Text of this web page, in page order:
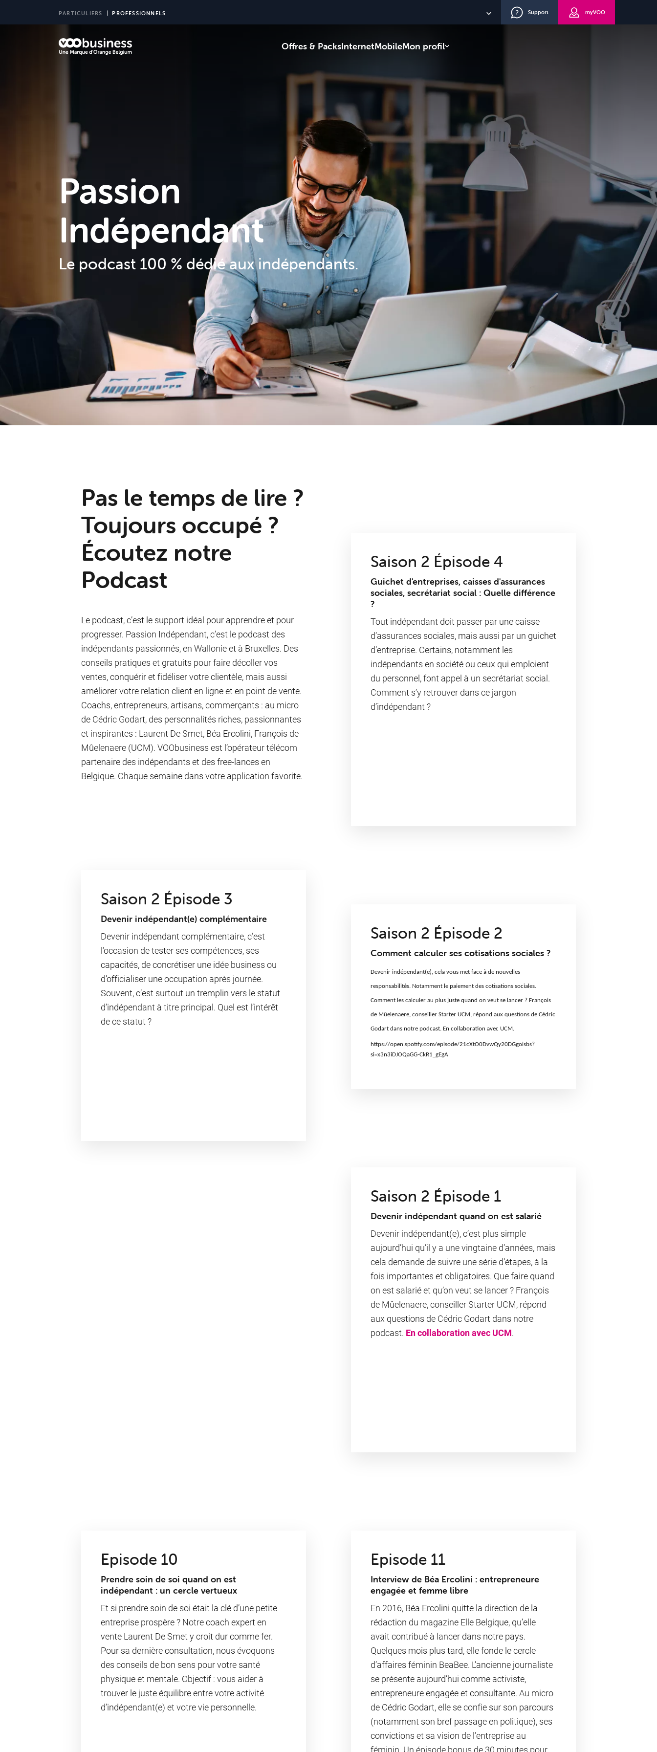
PARTICULIERS PROFESSIONNELS
DE
Support myVOO
Offres & PacksInternetMobileMon profil
Je reçois des clients
Je suis au bureau
Passion
Indépendant
Le podcast 100 % dédié aux indépendants.
Pas le temps de lire ?
Toujours occupé ?
Écoutez notre
Podcast
Le podcast, c’est le support idéal pour apprendre et pour
progresser. Passion Indépendant, c’est le podcast des
indépendants passionnés, en Wallonie et à Bruxelles. Des
conseils pratiques et gratuits pour faire décoller vos
ventes, conquérir et fidéliser votre clientèle, mais aussi
améliorer votre relation client en ligne et en point de vente.
Coachs, entrepreneurs, artisans, commerçants : au micro
de Cédric Godart, des personnalités riches, passionnantes
et inspirantes : Laurent De Smet, Béa Ercolini, François de
Mûelenaere (UCM). VOObusiness est l’opérateur télécom
partenaire des indépendants et des free-lances en
Belgique. Chaque semaine dans votre application favorite.
Saison 2 Épisode 4
Guichet d'entreprises, caisses d'assurances
sociales, secrétariat social : Quelle différence
?
Tout indépendant doit passer par une caisse
d’assurances sociales, mais aussi par un guichet
d’entreprise. Certains, notamment les
indépendants en société ou ceux qui emploient
du personnel, font appel à un secrétariat social.
Comment s’y retrouver dans ce jargon
d’indépendant ?
Saison 2 Épisode 3
Devenir indépendant(e) complémentaire
Devenir indépendant complémentaire, c’est
l’occasion de tester ses compétences, ses
capacités, de concrétiser une idée business ou
d’officialiser une occupation après journée.
Souvent, c’est surtout un tremplin vers le statut
d’indépendant à titre principal. Quel est l’intérêt
de ce statut ?
Saison 2 Épisode 2
Comment calculer ses cotisations sociales ?
Devenir indépendant(e), cela vous met face à de nouvelles
responsabilités. Notamment le paiement des cotisations sociales.
Comment les calculer au plus juste quand on veut se lancer ? François
de Mûelenaere, conseiller Starter UCM, répond aux questions de Cédric
Godart dans notre podcast. En collaboration avec UCM.
https://open.spotify.com/episode/21cXtO0DvwQy20DGgoisbs?
si=x3n3iDJOQaGG-CkR1_gEgA
Saison 2 Épisode 1
Devenir indépendant quand on est salarié
Devenir indépendant(e), c’est plus simple
aujourd’hui qu’il y a une vingtaine d’années, mais
cela demande de suivre une série d’étapes, à la
fois importantes et obligatoires. Que faire quand
on est salarié et qu’on veut se lancer ? François
de Mûelenaere, conseiller Starter UCM, répond
aux questions de Cédric Godart dans notre
podcast. En collaboration avec UCM.
Episode 11
Interview de Béa Ercolini : entrepreneure
engagée et femme libre
En 2016, ⁠Béa Ercolini⁠ quitte la direction de la
rédaction du magazine Elle Belgique, qu’elle
avait contribué à lancer dans notre pays.
Quelques mois plus tard, elle fonde le cercle
d’affaires féminin ⁠BeaBee⁠. L’ancienne journaliste
se présente aujourd’hui comme activiste,
entrepreneure engagée et consultante. Au micro
de ⁠Cédric Godart⁠, elle se confie sur son parcours
(notamment son bref passage en politique), ses
convictions et sa vision de l’entreprise au
féminin. Un épisode bonus de 30 minutes pour
Episode 10
Prendre soin de soi quand on est
indépendant : un cercle vertueux
Et si prendre soin de soi était la clé d’une petite
entreprise prospère ? Notre coach expert en
vente Laurent De Smet y croit dur comme fer.
Pour sa dernière consultation, nous évoquons
des conseils de bon sens pour votre santé
physique et mentale. Objectif : vous aider à
trouver le juste équilibre entre votre activité
d’indépendant(e) et votre vie personnelle.